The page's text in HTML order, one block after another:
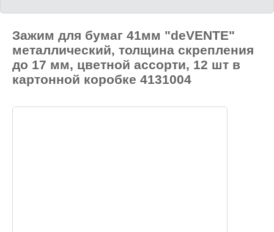
Зажим для бумаг 41мм "deVENTE"
металлический, толщина скрепления
до 17 мм, цветной ассорти, 12 шт в
картонной коробке 4131004